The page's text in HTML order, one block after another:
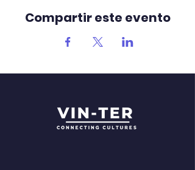
Compartir este evento